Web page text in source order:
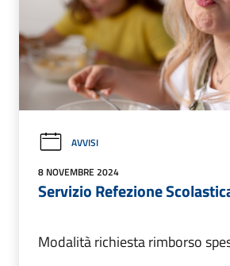
AVVISI
8 NOVEMBRE 2024
Servizio Refezione
Modalità richiesta rimborso